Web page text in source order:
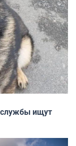
службы ищут